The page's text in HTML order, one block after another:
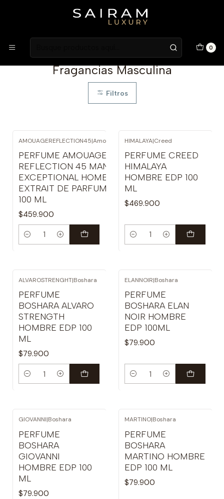
0
Atención en Guardia Vieja 202, Local 1
Inicio Fragancias Fragancias Masculina
Fragancias Masculina
Filtros
AMOUAGEREFLECTION45|Amouage
PERFUME AMOUAGE
REFLECTION 45 MAN
EXCEPTIONAL HOMBRE
EXTRAIT DE PARFUM
100 ML
$459.900
Cantidad
HIMALAYA|Creed
PERFUME CREED
HIMALAYA
HOMBRE EDP 100
ML
$469.900
Cantidad
ALVAROSTRENGHT|Boshara
PERFUME
BOSHARA ALVARO
STRENGTH
HOMBRE EDP 100
ML
$79.900
Cantidad
ELANNOIR|Boshara
PERFUME
BOSHARA ELAN
NOIR HOMBRE
EDP 100ML
$79.900
Cantidad
GIOVANNI|Boshara
PERFUME
BOSHARA
GIOVANNI
HOMBRE EDP 100
ML
$79.900
MARTINO|Boshara
PERFUME
BOSHARA
MARTINO HOMBRE
EDP 100 ML
$79.900